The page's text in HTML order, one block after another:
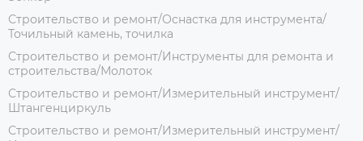
Строительство и ремонт/Оснастка для инструмента/
Точильный камень, точилка
Строительство и ремонт/Инструменты для ремонта и
строительства/Молоток
Строительство и ремонт/Измерительный инструмент/
Штангенциркуль
Строительство и ремонт/Измерительный инструмент/